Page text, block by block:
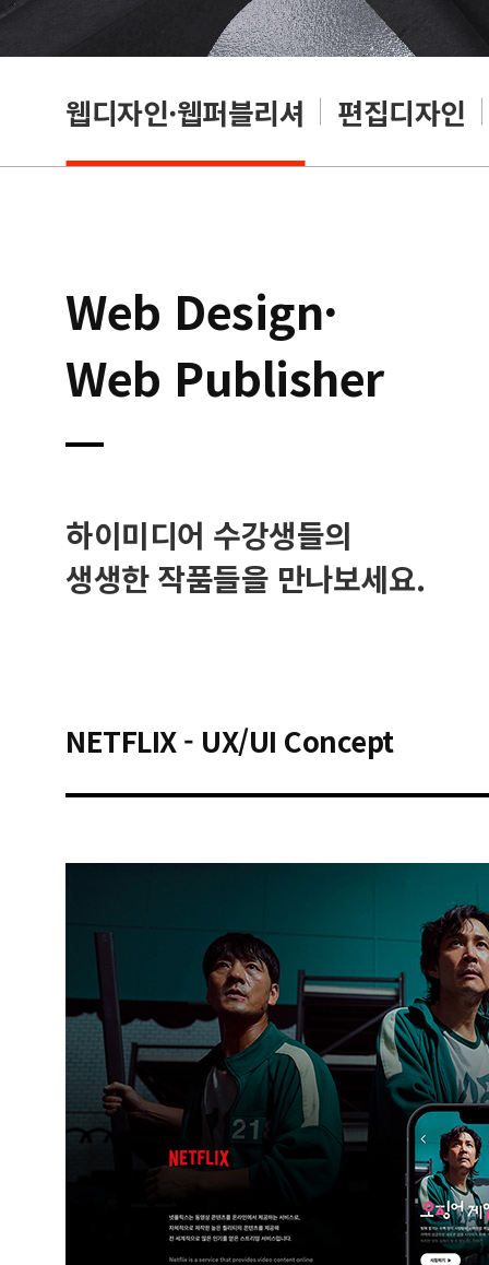
웹디자인·웹퍼블리셔 편집디자인
Web Design·
Web Publisher
하이미디어 수강생들의
생생한 작품들을 만나보세요.
NETFLIX - UX/UI Concept